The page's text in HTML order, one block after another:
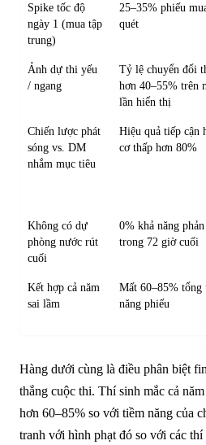
Spike tốc độ
ngày 1 (mua tập
trung)
25–35% phiếu
quét
Ảnh dự thi yếu
/ ngang
Tỷ lệ chuyển đổi
hơn 40–55% trên
lần hiển thị
Chiến lược phát
sóng vs. DM
nhắm mục tiêu
Hiệu quả tiếp cận
cơ thấp hơn 80%
Không có dự
phòng nước rút
cuối
0% khả năng
trong 72 giờ cuối
Kết hợp cả năm
sai lầm
Mất 60–85% tổng
năng phiếu
Hàng dưới cùng là điều phân biệt
thắng cuộc thi. Thí sinh mắc cả
hơn 60–85% so với tiềm năng của
tranh với hình phạt đó so với các thí